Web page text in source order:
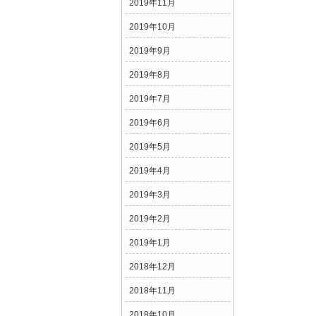
2019年11月
2019年10月
2019年9月
2019年8月
2019年7月
2019年6月
2019年5月
2019年4月
2019年3月
2019年2月
2019年1月
2018年12月
2018年11月